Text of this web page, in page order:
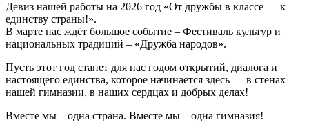
Девиз нашей работы на 2026 год «От дружбы в классе — к
единству страны!».
В марте нас ждёт большое событие – Фестиваль культур и
национальных традиций – «Дружба народов».
Пусть этот год станет для нас годом открытий, диалога и
настоящего единства, которое начинается здесь — в стенах
нашей гимназии, в наших сердцах и добрых делах!
Вместе мы – одна страна. Вместе мы – одна гимназия!